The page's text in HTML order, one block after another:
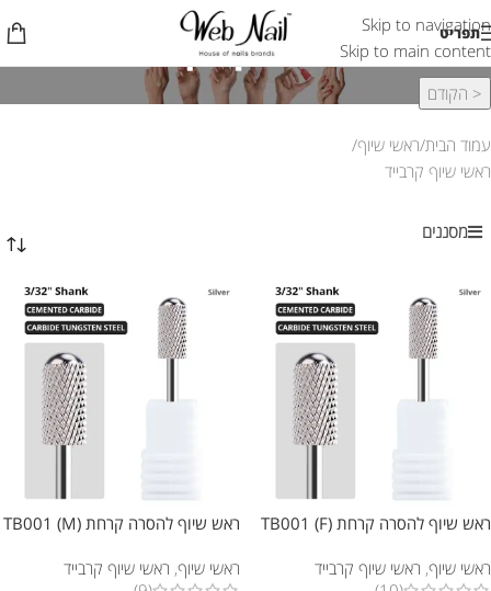
Skip to navigation
Skip to main content
תפריט ראשי שיוף קרבייד
< הקודם
עמוד הבית ראשי שיוף
ראשי שיוף קרבייד
מסננים
ראש שיוף להסרה קרחת TB001 (F)
ראשי שיוף, ראשי שיוף קרבייד
ראש שיוף להסרה קרחת TB001 (M)
ראשי שיוף, ראשי שיוף קרבייד